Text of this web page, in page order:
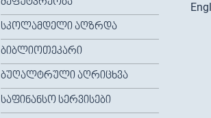
ᲛᲔᲤᲣᲢᲙᲠᲔᲝᲑᲐ
ᲡᲙᲝᲚᲐᲛᲓᲔᲚᲘ ᲐᲦᲖᲠᲓᲐ
ᲑᲘᲑᲚᲘᲝᲗᲔᲙᲐᲠᲘ
ᲑᲣᲦᲐᲚᲢᲠᲣᲚᲘ ᲐᲦᲠᲘᲪᲮᲕᲐ
ᲡᲐᲤᲘᲜᲐᲜᲡᲝ ᲡᲔᲠᲕᲘᲡᲔᲑᲘ